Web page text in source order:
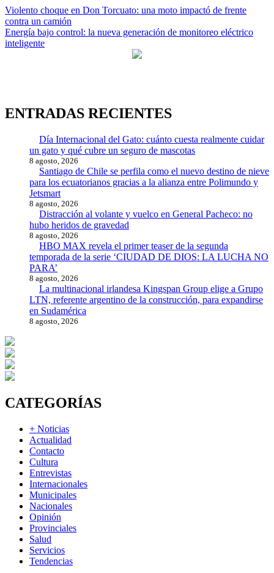
Navegación
de
entradas
Violento choque en Don Torcuato: una moto impactó de frente
contra un camión
Energía bajo control: la nueva generación de monitoreo eléctrico
inteligente
ENTRADAS RECIENTES
Día Internacional del Gato: cuánto cuesta realmente cuidar
un gato y qué cubre un seguro de mascotas
8 agosto, 2026
Santiago de Chile se perfila como el nuevo destino de nieve
para los ecuatorianos gracias a la alianza entre Polimundo y
Jetsmart
8 agosto, 2026
Distracción al volante y vuelco en General Pacheco: no
hubo heridos de gravedad
8 agosto, 2026
HBO MAX revela el primer teaser de la segunda
temporada de la serie ‘CIUDAD DE DIOS: LA LUCHA NO
PARA’
8 agosto, 2026
La multinacional irlandesa Kingspan Group elige a Grupo
LTN, referente argentino de la construcción, para expandirse
en Sudamérica
8 agosto, 2026
CATEGORÍAS
+ Noticias
Actualidad
Contacto
Cultura
Entrevistas
Internacionales
Municipales
Nacionales
Opinión
Provinciales
Salud
Servicios
Tendencias